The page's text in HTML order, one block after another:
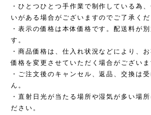
・ひとつひとつ手作業で制作している為
いがある場合がございますのでご了承くだ
・表示の価格は本体価格です。配送料が
す。
・商品価格は、仕入れ状況などにより、
価格を変更させていただく場合がございま
・ご注文後のキャンセル、返品、交換は
ん。
・直射日光が当たる場所や湿気が多い場
ださい。